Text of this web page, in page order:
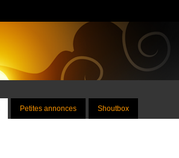
Petites annonces Shoutbox